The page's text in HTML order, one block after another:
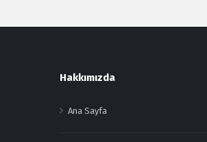
Footer
Hakkımızda
Ana Sayfa